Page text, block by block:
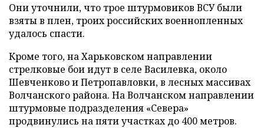
Они уточнили, что трое штурмовиков ВСУ были
взяты в плен, троих российских военнопленных
удалось спасти.
Кроме того, на Харьковском направлении
стрелковые бои идут в селе Василевка, около
Шевченково и Петропавловки, в лесных массивах
Волчанского района. На Волчанском направлении
штурмовые подразделения «Севера»
продвинулись на пяти участках до 400 метров.